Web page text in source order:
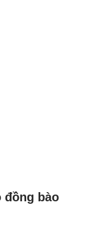
đồng bào